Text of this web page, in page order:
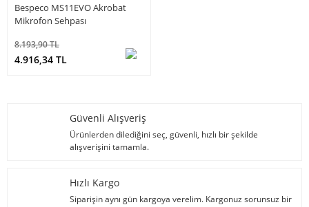
Bespeco MS11EVO Akrobat
Mikrofon Sehpası
8.193,90 TL
4.916,34 TL
Güvenli Alışveriş
Ürünlerden dilediğini seç, güvenli, hızlı bir şekilde
alışverişini tamamla.
Hızlı Kargo
Siparişin aynı gün kargoya verelim. Kargonuz sorunsuz bir